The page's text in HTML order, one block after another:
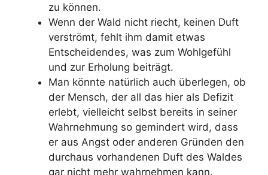
zu können.
Wenn der Wald nicht riecht, keinen Duft
verströmt, fehlt ihm damit etwas
Entscheidendes, was zum Wohlgefühl
und zur Erholung beiträgt.
Man könnte natürlich auch überlegen, ob
der Mensch, der all das hier als Defizit
erlebt, vielleicht selbst bereits in seiner
Wahrnehmung so gemindert wird, dass
er aus Angst oder anderen Gründen den
durchaus vorhandenen Duft des Waldes
gar nicht mehr wahrnehmen kann.